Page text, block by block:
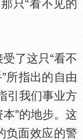
只“看不见的
了这只“看不
所指出的自由
引我们事业方
”的地步。这
负面效应的警